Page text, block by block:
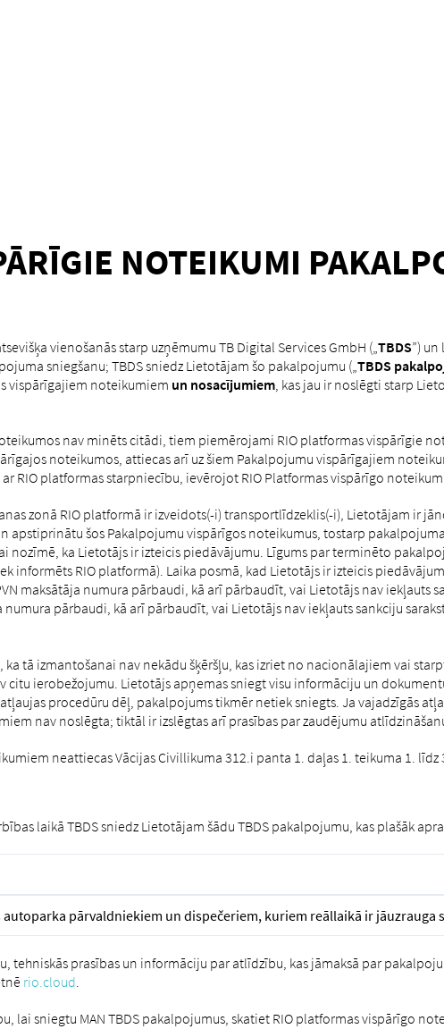
NOTEIKUMI
vienošanās starp uzņēmumu TB Digital Services GmbH („ TBDS”) un
sniegšanu; TBDS sniedz Lietotājam šo pakalpojumu („ TBDS
vispārīgajiem noteikumiem un nosacījumiem, kas jau ir noslēgti starp
nav minēts citādi, tiem piemērojami RIO platformas vispārīgie
noteikumos, attiecas arī uz šiem Pakalpojumu vispārīgajiem
RIO platformas starpniecību, ievērojot RIO Platformas vispārīgo
zonā RIO platformā ir izveidots(-i) transportlīdzeklis(-i), Lietotājam ir
apstiprinātu šos Pakalpojumu vispārīgos noteikumus, tostarp
nozīmē, ka Lietotājs ir izteicis piedāvājumu. Līgums par terminēto
informēts RIO platformā). Laika posmā, kad Lietotājs ir izteicis
maksātāja numura pārbaudi, kā arī pārbaudīt, vai Lietotājs nav iekļauts
numura pārbaudi, kā arī pārbaudīt, vai Lietotājs nav iekļauts sankciju
tā izmantošanai nav nekādu šķēršļu, kas izriet no nacionālajiem vai
ierobežojumu. Lietotājs apņemas sniegt visu informāciju un
procedūru dēļ, pakalpojums tikmēr netiek sniegts. Ja vajadzīgās
nav noslēgta; tiktāl ir izslēgtas arī prasības par zaudējumu
neattiecas Vācijas Civillikuma 312.i panta 1. daļas 1. teikuma 1. līdz
laikā TBDS sniedz Lietotājam šādu TBDS pakalpojumu, kas plašāk
pārvaldniekiem un dispečeriem, kuriem reāllaikā ir jāuzrauga
tehniskās prasības un informāciju par atlīdzību, kas jāmaksā par
rio.cloud
lai sniegtu MAN TBDS pakalpojumus, skatiet RIO platformas vispārīgo